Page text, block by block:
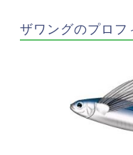
ザワングのプロフ